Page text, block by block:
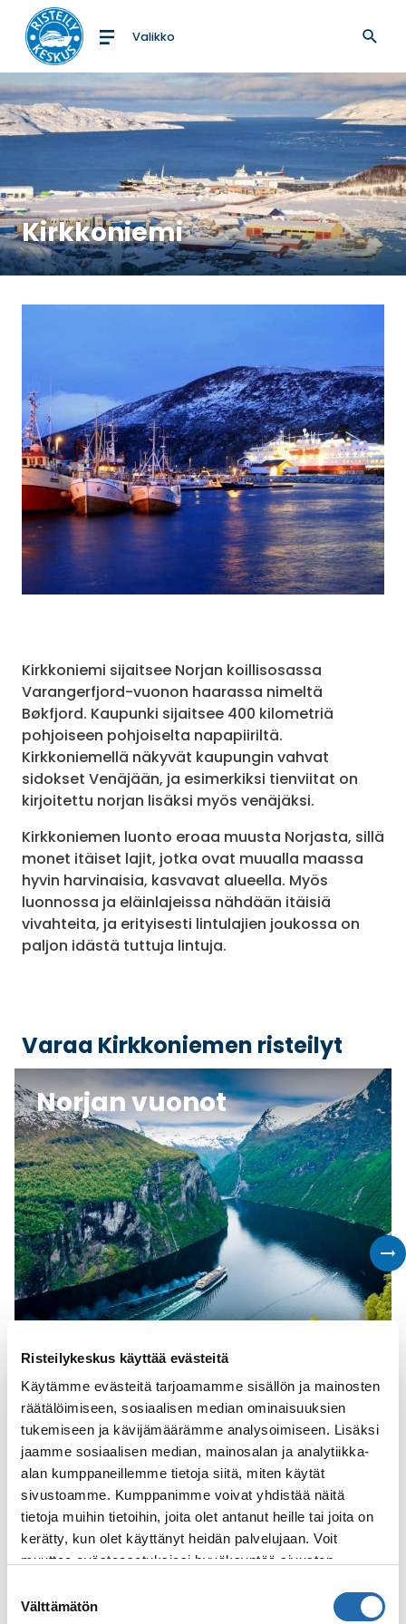
Risteilykeskus käyttää evästeitä
Käytämme evästeitä tarjoamamme sisällön ja mainosten
räätälöimiseen, sosiaalisen median ominaisuuksien
tukemiseen ja kävijämäärämme analysoimiseen. Lisäksi
jaamme sosiaalisen median, mainosalan ja analytiikka-
alan kumppaneillemme tietoja siitä, miten käytät
sivustoamme. Kumppanimme voivat yhdistää näitä
tietoja muihin tietoihin, joita olet antanut heille tai joita on
kerätty, kun olet käyttänyt heidän palvelujaan. Voit
muuttaa evästeasetuksiesi hyväksyntää sivuston
valinta
Välttämätön
Etusivulle
Valikko
Kirkkoniemi
Kirkkoniemi sijaitsee Norjan koillisosassa
Varangerfjord-vuonon haarassa nimeltä
Bøkfjord. Kaupunki sijaitsee 400 kilometriä
pohjoiseen pohjoiselta napapiiriltä.
Kirkkoniemellä näkyvät kaupungin vahvat
sidokset Venäjään, ja esimerkiksi tienviitat on
kirjoitettu norjan lisäksi myös venäjäksi.
Kirkkoniemen luonto eroaa muusta Norjasta, sillä
monet itäiset lajit, jotka ovat muualla maassa
hyvin harvinaisia, kasvavat alueella. Myös
luonnossa ja eläinlajeissa nähdään itäisiä
vivahteita, ja erityisesti lintulajien joukossa on
paljon idästä tuttuja lintuja.
Varaa Kirkkoniemen risteilyt
Norjan vuonot
Varaa
Katso kaikki